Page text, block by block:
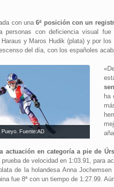
con una6ª posición con un
personas con deficiencia visual
y Maros Hudik (plata) y por
del día, con los españoles
Fuente:AD
ha
actuación en categoría a pie de
de velocidad en 1:03.91, para
de la holandesa Anna
fue 8ª con un tiempo de 1:27.99.